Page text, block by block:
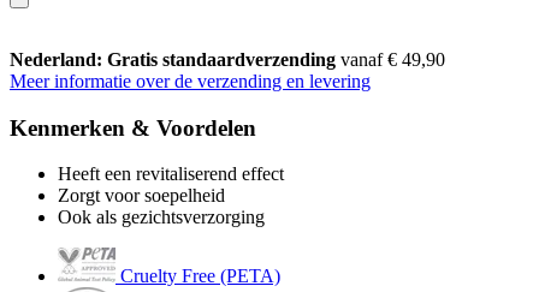
Nederland: Gratis standaardverzending vanaf € 49,90
Meer informatie over de verzending en levering
Kenmerken & Voordelen
Heeft een revitaliserend effect
Zorgt voor soepelheid
Ook als gezichtsverzorging
Cruelty Free (PETA)